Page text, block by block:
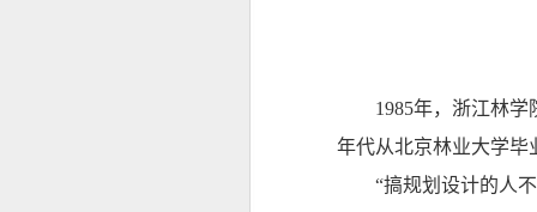
1985年，浙江林
年代从北京林业大学毕
“搞规划设计的人